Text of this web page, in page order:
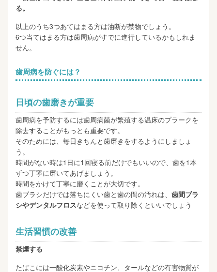
る。
以上のうち3つあてはまる方は油断が禁物でしょう。
6つ当てはまる方は歯周病がすでに進行しているかもしれま
せん。
歯周病を防ぐには？
日頃の歯磨きが重要
歯周病を予防するには歯周病菌が繁殖する温床のプラークを
除去することがもっとも重要です。
そのためには、毎日きちんと歯磨きをするようにしましょ
う。
時間がない時は1日に1回寝る前だけでもいいので、歯を1本
ずつ丁寧に磨いてあげましょう。
時間をかけて丁寧に磨くことが大切です。
歯ブラシだけでは落ちにくい歯と歯の間の汚れは、 歯間ブラ
シやデンタルフロスなどを使って取り除くといいでしょう
生活習慣の改善
禁煙する
たばこには一酸化炭素やニコチン、タールなどの有害物質が